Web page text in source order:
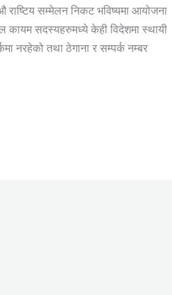
सम्मेलन निकट भविष्यमा आयोजना
कायम सदस्यहरुमध्ये केही विदेशमा स्थायी
नरहेको तथा ठेगाना र सम्पर्क नम्बर